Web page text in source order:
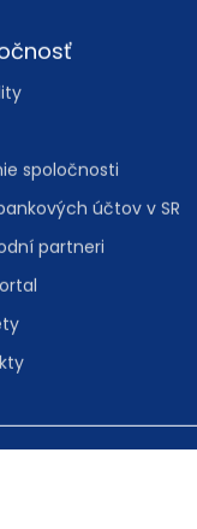
spoločnosti
účtov v SR
partneri